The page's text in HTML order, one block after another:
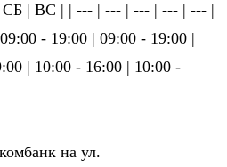
| ВС | | --- | --- | --- | --- | --- |
- 19:00 | 09:00 - 19:00 |
| 10:00 - 16:00 | 10:00 -
на ул.